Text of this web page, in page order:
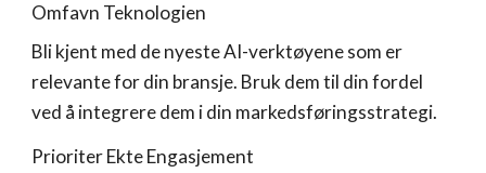
Omfavn Teknologien
Bli kjent med de nyeste AI-verktøyene som er
relevante for din bransje. Bruk dem til din fordel
ved å integrere dem i din markedsføringsstrategi.
Prioriter Ekte Engasjement